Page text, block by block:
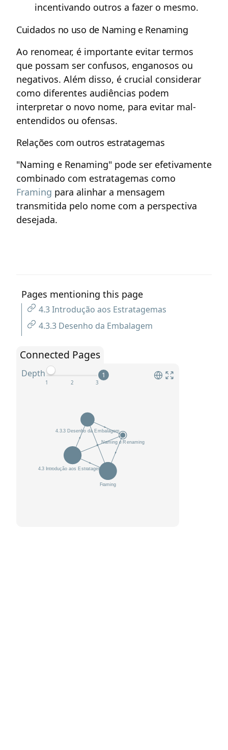
incentivando outros a fazer o mesmo.
Cuidados no uso de Naming e Renaming
Ao renomear, é importante evitar termos
que possam ser confusos, enganosos ou
negativos. Além disso, é crucial considerar
como diferentes audiências podem
interpretar o novo nome, para evitar mal-
entendidos ou ofensas.
Relações com outros estratagemas
"Naming e Renaming" pode ser efetivamente
combinado com estratagemas como
Framing para alinhar a mensagem
transmitida pelo nome com a perspectiva
desejada.
Connected Pages
Depth 1
Pages mentioning this page
4.3 Introdução aos Estratagemas
4.3.3 Desenho da Embalagem